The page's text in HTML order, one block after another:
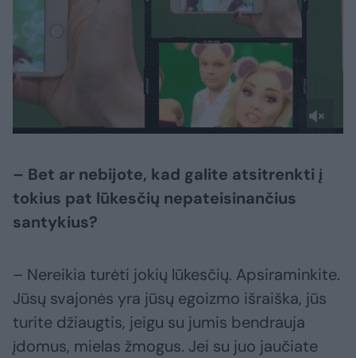
– Bet ar nebijote, kad galite atsitrenkti į
tokius pat lūkesčių nepateisinančius
santykius?
– Nereikia turėti jokių lūkesčių. Apsiraminkite.
Jūsų svajonės yra jūsų egoizmo išraiška, jūs
turite džiaugtis, jeigu su jumis bendrauja
įdomus, mielas žmogus. Jei su juo jaučiate